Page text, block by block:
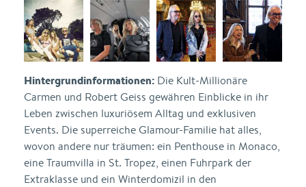
Hintergrundinformationen: Die Kult-Millionäre
Carmen und Robert Geiss gewähren Einblicke in ihr
Leben zwischen luxuriösem Alltag und exklusiven
Events. Die superreiche Glamour-Familie hat alles,
wovon andere nur träumen: ein Penthouse in Monaco,
eine Traumvilla in St. Tropez, einen Fuhrpark der
Extraklasse und ein Winterdomizil in den